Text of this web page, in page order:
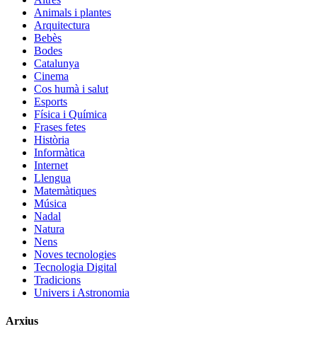
Animals i plantes
Arquitectura
Bebès
Bodes
Catalunya
Cinema
Cos humà i salut
Esports
Física i Química
Frases fetes
Història
Informàtica
Internet
Llengua
Matemàtiques
Música
Nadal
Natura
Nens
Noves tecnologies
Tecnologia Digital
Tradicions
Univers i Astronomia
Arxius